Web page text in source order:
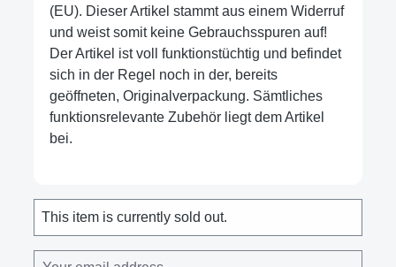
(EU). Dieser Artikel stammt aus einem Widerruf
und weist somit keine Gebrauchsspuren auf!
Der Artikel ist voll funktionstüchtig und befindet
sich in der Regel noch in der, bereits
geöffneten, Originalverpackung. Sämtliches
funktionsrelevante Zubehör liegt dem Artikel
bei.
This item is currently sold out.